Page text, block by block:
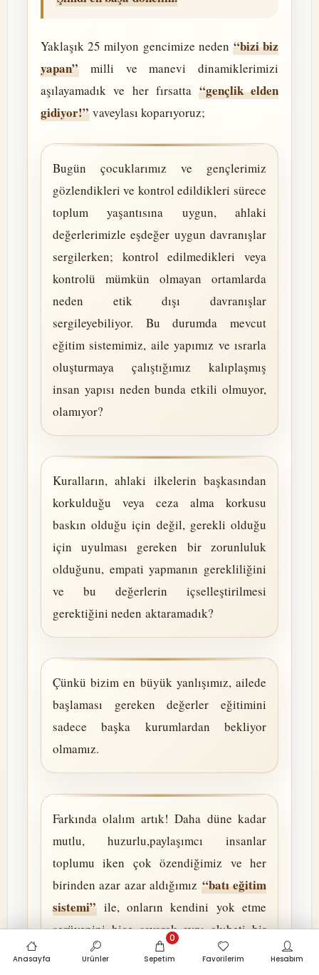
Yaklaşık 25 milyon gencimize neden“bizi biz
yapan”milli ve manevi dinamiklerimizi
aşılayamadık ve her fırsatta“gençlik elden
gidiyor!”vaveylası koparıyoruz;
Bugün çocuklarımız ve gençlerimiz
gözlendikleri ve kontrol edildikleri sürece
toplum yaşantısına uygun, ahlaki
değerlerimizle eşdeğer uygun davranışlar
sergilerken; kontrol edilmedikleri veya
kontrolü mümkün olmayan ortamlarda
neden etik dışı davranışlar
sergileyebiliyor. Bu durumda mevcut
eğitim sistemimiz, aile yapımız ve ısrarla
oluşturmaya çalıştığımız kalıplaşmış
insan yapısı neden bunda etkili olmuyor,
olamıyor?
Kuralların, ahlaki ilkelerin başkasından
korkulduğu veya ceza alma korkusu
baskın olduğu için değil, gerekli olduğu
için uyulması gereken bir zorunluluk
olduğunu, empati yapmanın gerekliliğini
ve bu değerlerin içselleştirilmesi
gerektiğini neden aktaramadık?
Çünkü bizim en büyük yanlışımız, ailede
başlaması gereken değerler eğitimini
sadece başka kurumlardan bekliyor
olmamız.
Farkında olalım artık! Daha düne kadar
mutlu, huzurlu,paylaşımcı insanlar
toplumu iken çok özendiğimiz ve her
birinden azar azar aldığımız “batı eğitim
sistemi”ile, onların kendini yok etme
serüvenini hiçe sayarak aynı akıbeti bir
gelişmişlik karinesi olarak gören, çok
Anasayfa Ürünler Sepetim
0
Favorilerim Hesabım